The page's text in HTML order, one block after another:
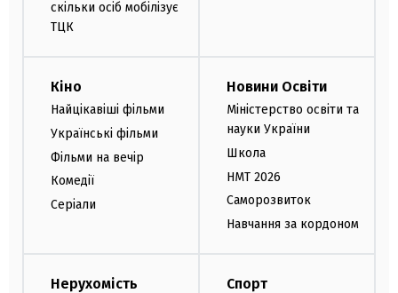
скільки осіб мобілізує
ТЦК
Кіно
Найцікавіші фільми
Українські фільми
Фільми на вечір
Комедії
Серіали
Новини Освіти
Міністерство освіти та
науки України
Школа
НМТ 2026
Саморозвиток
Навчання за кордоном
Нерухомість Спорт